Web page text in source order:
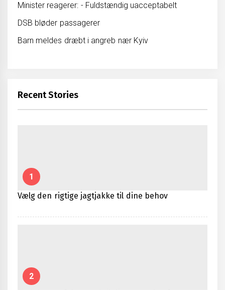
Minister reagerer: - Fuldstændig uacceptabelt
DSB bløder passagerer
Barn meldes dræbt i angreb nær Kyiv
Recent Stories
1
Vælg den rigtige jagtjakke til dine behov
2